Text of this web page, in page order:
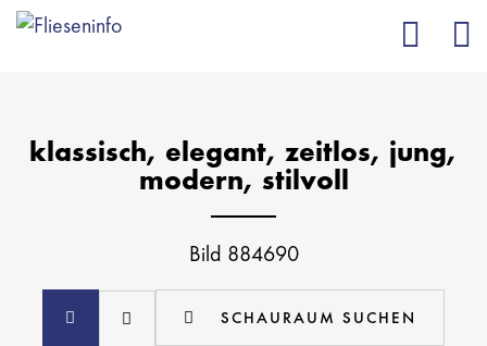
klassisch, elegant, zeitlos, jung,
modern, stilvoll
Bild 884690
SCHAURAUM SUCHEN